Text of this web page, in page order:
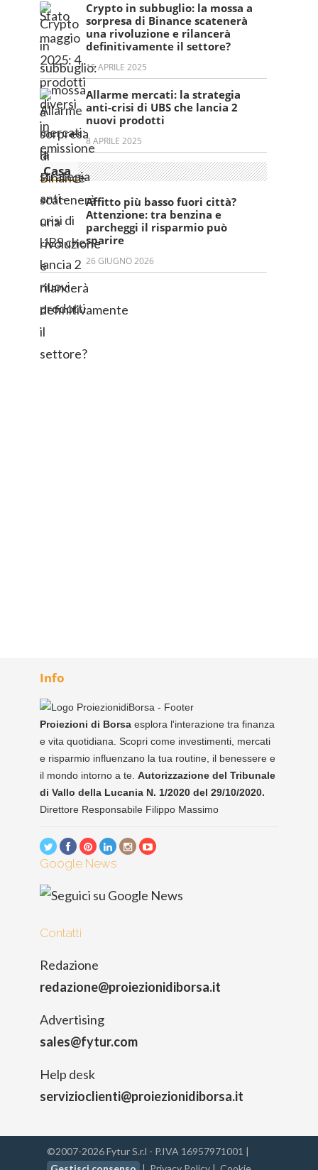
Crypto in subbuglio: la mossa a
sorpresa di Binance scatenerà
una rivoluzione e rilancerà
definitivamente il settore?
15 APRILE 2025
Allarme mercati: la strategia
anti-crisi di UBS che lancia 2
nuovi prodotti
8 APRILE 2025
Casa
Affitto più basso fuori città?
Attenzione: tra benzina e
parcheggi il risparmio può
sparire
26 GIUGNO 2026
Info
Proiezioni di Borsa esplora l'interazione tra finanza
e vita quotidiana. Scopri come investimenti, mercati
e risparmio influenzano la tua routine, il benessere e
il mondo intorno a te. Autorizzazione del Tribunale
di Vallo della Lucania N. 1/2020 del 29/10/2020.
Direttore Responsabile Filippo Massimo
Google News
Contatti
Redazione
redazione@proiezionidiborsa.it
Advertising
sales@fytur.com
Help desk
servizioclienti@proiezionidiborsa.it
©2007-2026 Fytur S.r.l - P.IVA 16957971001 |